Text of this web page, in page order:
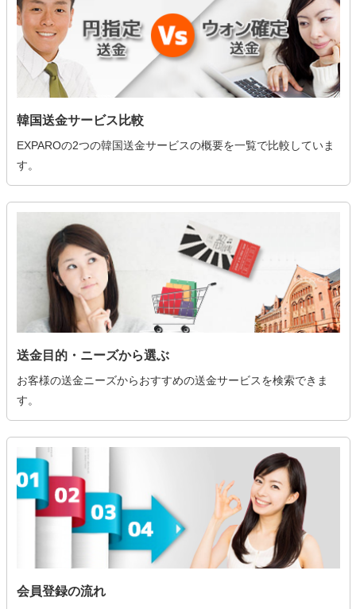
韓国送金サービス比較
EXPAROの2つの韓国送金サービスの概要を一覧で比較していま
す。
送金目的・ニーズから選ぶ
お客様の送金ニーズからおすすめの送金サービスを検索できま
す。
会員登録の流れ